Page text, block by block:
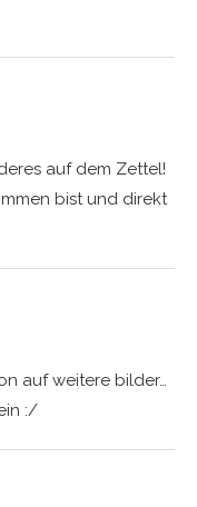
auf dem Zettel!
bist und direkt
auf weitere bilder…
:/